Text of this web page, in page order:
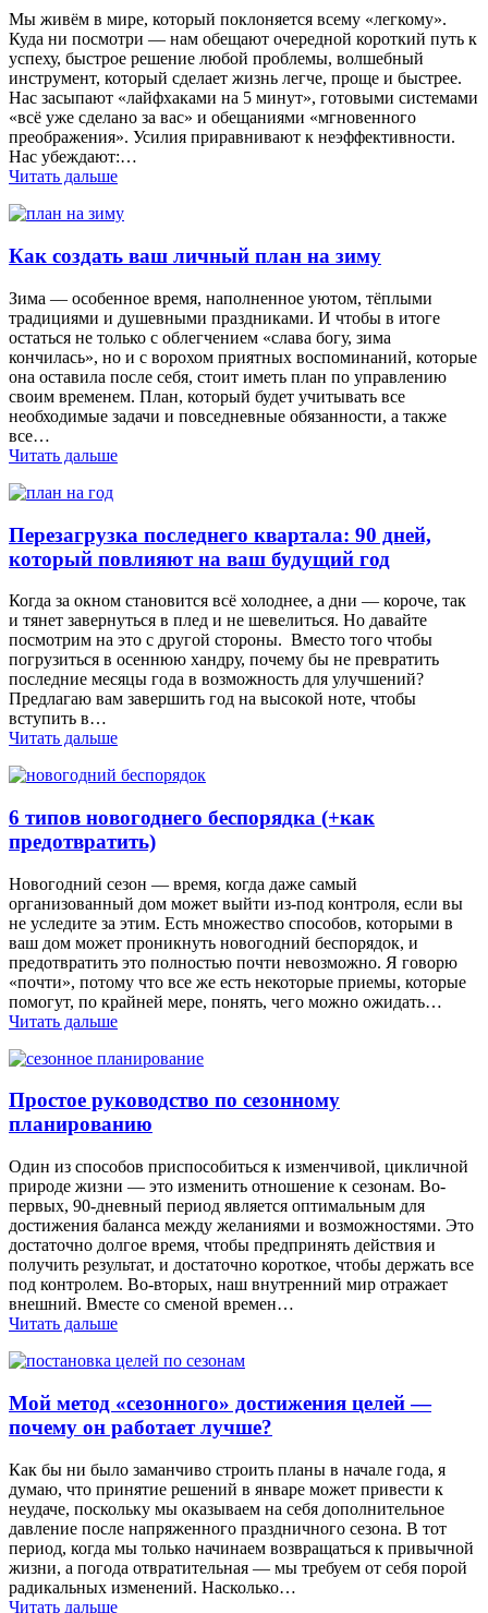
Мы живём в мире, который поклоняется всему «легкому».
Куда ни посмотри — нам обещают очередной короткий путь к
успеху, быстрое решение любой проблемы, волшебный
инструмент, который сделает жизнь легче, проще и быстрее.
Нас засыпают «лайфхаками на 5 минут», готовыми системами
«всё уже сделано за вас» и обещаниями «мгновенного
преображения». Усилия приравнивают к неэффективности.
Нас убеждают:…
Читать дальше
Как создать ваш личный план на зиму
Зима — особенное время, наполненное уютом, тёплыми
традициями и душевными праздниками. И чтобы в итоге
остаться не только с облегчением «слава богу, зима
кончилась», но и с ворохом приятных воспоминаний, которые
она оставила после себя, стоит иметь план по управлению
своим временем. План, который будет учитывать все
необходимые задачи и повседневные обязанности, а также
все…
Читать дальше
Перезагрузка последнего квартала: 90 дней,
который повлияют на ваш будущий год
Когда за окном становится всё холоднее, а дни — короче, так
и тянет завернуться в плед и не шевелиться. Но давайте
посмотрим на это с другой стороны. Вместо того чтобы
погрузиться в осеннюю хандру, почему бы не превратить
последние месяцы года в возможность для улучшений?
Предлагаю вам завершить год на высокой ноте, чтобы
вступить в…
Читать дальше
6 типов новогоднего беспорядка (+как
предотвратить)
Новогодний сезон — время, когда даже самый
организованный дом может выйти из-под контроля, если вы
не уследите за этим. Есть множество способов, которыми в
ваш дом может проникнуть новогодний беспорядок, и
предотвратить это полностью почти невозможно. Я говорю
«почти», потому что все же есть некоторые приемы, которые
помогут, по крайней мере, понять, чего можно ожидать…
Читать дальше
Простое руководство по сезонному
планированию
Один из способов приспособиться к изменчивой, цикличной
природе жизни — это изменить отношение к сезонам. Во-
первых, 90-дневный период является оптимальным для
достижения баланса между желаниями и возможностями. Это
достаточно долгое время, чтобы предпринять действия и
получить результат, и достаточно короткое, чтобы держать все
под контролем. Во-вторых, наш внутренний мир отражает
внешний. Вместе со сменой времен…
Читать дальше
Мой метод «сезонного» достижения целей —
почему он работает лучше?
Как бы ни было заманчиво строить планы в начале года, я
думаю, что принятие решений в январе может привести к
неудаче, поскольку мы оказываем на себя дополнительное
давление после напряженного праздничного сезона. В тот
период, когда мы только начинаем возвращаться к привычной
жизни, а погода отвратительная — мы требуем от себя порой
радикальных изменений. Насколько…
Читать дальше